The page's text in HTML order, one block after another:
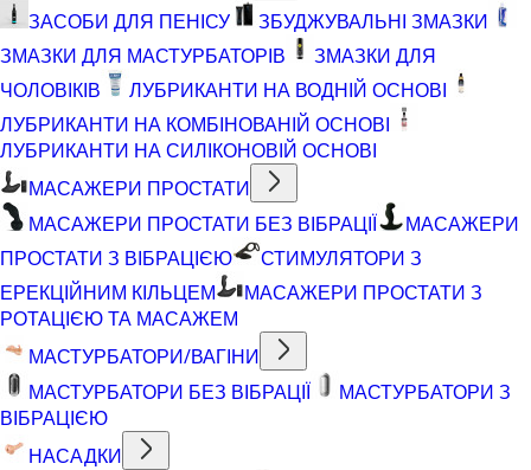
ЗАСОБИ ДЛЯ ПЕНІСУ
ЗБУДЖУВАЛЬНІ ЗМАЗКИ
ЗМАЗКИ ДЛЯ МАСТУРБАТОРІВ
ЗМАЗКИ ДЛЯ
ЧОЛОВІКІВ
ЛУБРИКАНТИ НА ВОДНІЙ ОСНОВІ
ЛУБРИКАНТИ НА КОМБІНОВАНІЙ ОСНОВІ
ЛУБРИКАНТИ НА СИЛІКОНОВІЙ ОСНОВІ
МАСАЖЕРИ ПРОСТАТИ
МАСАЖЕРИ ПРОСТАТИ БЕЗ ВІБРАЦІЇ
МАСАЖЕРИ
ПРОСТАТИ З ВІБРАЦІЄЮ
СТИМУЛЯТОРИ З
ЕРЕКЦІЙНИМ КІЛЬЦЕМ
МАСАЖЕРИ ПРОСТАТИ З
РОТАЦІЄЮ ТА МАСАЖЕМ
МАСТУРБАТОРИ/ВАГІНИ
МАСТУРБАТОРИ БЕЗ ВІБРАЦІЇ
МАСТУРБАТОРИ З
ВІБРАЦІЄЮ
НАСАДКИ